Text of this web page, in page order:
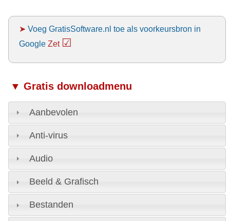
➤ Voeg GratisSoftware.nl toe als voorkeursbron in
Google Zet ☑
▼ Gratis downloadmenu
Aanbevolen
Anti-virus
Audio
Beeld & Grafisch
Bestanden